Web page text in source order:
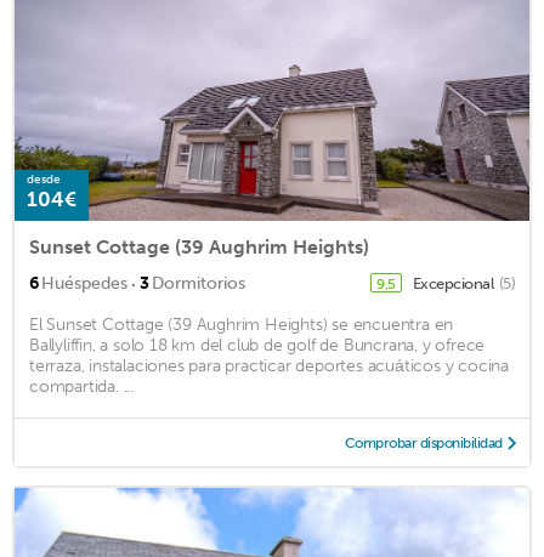
desde
104€
Sunset Cottage (39 Aughrim Heights)
6Huéspedes · 3Dormitorios 9,5 Excepcional (5)
El Sunset Cottage (39 Aughrim Heights) se encuentra en
Ballyliffin, a solo 18 km del club de golf de Buncrana, y ofrece
terraza, instalaciones para practicar deportes acuáticos y cocina
compartida. ...
Comprobar disponibilidad